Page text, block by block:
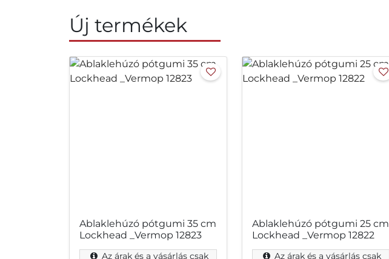
Új termékek
Ablaklehúzó pótgumi 35 cm
Lockhead _Vermop 12823
Az árak és a vásárlás csak
Ablaklehúzó pótgumi 25 cm
Lockhead _Vermop 12822
Az árak és a vásárlás csak